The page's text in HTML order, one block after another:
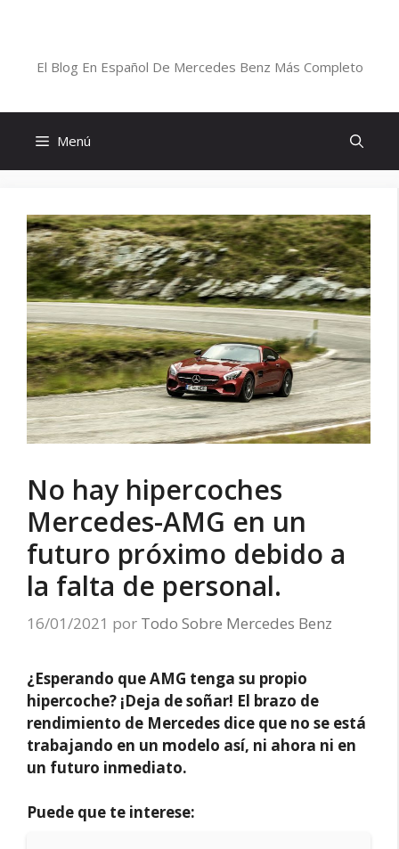
El Blog En Español De Mercedes Benz Más Completo
Menú
No hay hipercoches
Mercedes-AMG en un
futuro próximo debido a
la falta de personal.
16/01/2021 por Todo Sobre Mercedes Benz
¿Esperando que AMG tenga su propio
hipercoche? ¡Deja de soñar! El brazo de
rendimiento de Mercedes dice que no se está
trabajando en un modelo así, ni ahora ni en
un futuro inmediato.
Puede que te interese: